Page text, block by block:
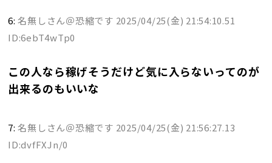
6:名無しさん＠恐縮です 2025/04/25(金) 21:54:10.51
ID:6ebT4wTp0
この人なら稼げそうだけど気に入らないってのが
出来るのもいいな
7:名無しさん＠恐縮です 2025/04/25(金) 21:56:27.13
ID:dvfFXJn/0